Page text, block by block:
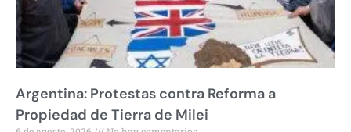
Argentina: Protestas contra Reforma a
Propiedad de Tierra de Milei